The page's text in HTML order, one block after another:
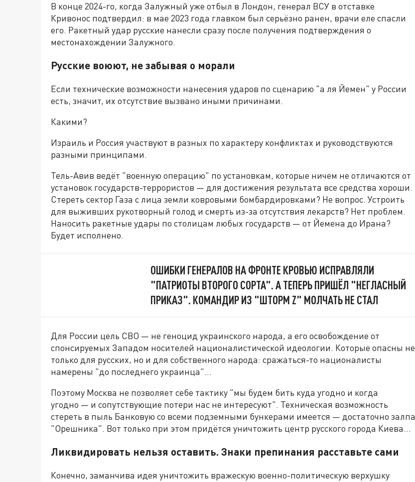
В конце 2024-го, когда Залужный уже отбыл в Лондон, генерал ВСУ в отставке
Кривонос подтвердил: в мае 2023 года главком был серьёзно ранен, врачи еле спасли
его. Ракетный удар русские нанесли сразу после получения подтверждения о
местонахождении Залужного.
Русские воюют, не забывая о морали
Если технические возможности нанесения ударов по сценарию "а ля Йемен" у России
есть, значит, их отсутствие вызвано иными причинами.
Какими?
Израиль и Россия участвуют в разных по характеру конфликтах и руководствуются
разными принципами.
Тель-Авив ведёт "военную операцию" по установкам, которые ничем не отличаются от
установок государств-террористов — для достижения результата все средства хороши.
Стереть сектор Газа с лица земли ковровыми бомбардировками? Не вопрос. Устроить
для выживших рукотворный голод и смерть из-за отсутствия лекарств? Нет проблем.
Наносить ракетные удары по столицам любых государств — от Йемена до Ирана?
Будет исполнено.
ОШИБКИ ГЕНЕРАЛОВ НА ФРОНТЕ КРОВЬЮ ИСПРАВЛЯЛИ
"ПАТРИОТЫ ВТОРОГО СОРТА". А ТЕПЕРЬ ПРИШЁЛ "НЕГЛАСНЫЙ
ПРИКАЗ". КОМАНДИР ИЗ "ШТОРМ Z" МОЛЧАТЬ НЕ СТАЛ
Для России цель СВО — не геноцид украинского народа, а его освобождение от
спонсируемых Западом носителей националистической идеологии. Которые опасны не
только для русских, но и для собственного народа: сражаться-то националисты
намерены "до последнего украинца"…
Поэтому Москва не позволяет себе тактику "мы будем бить куда угодно и когда
угодно — и сопутствующие потери нас не интересуют". Техническая возможность
стереть в пыль Банковую со всеми подземными бункерами имеется — достаточно залпа
"Орешника". Вот только при этом придётся уничтожить центр русского города Киева…
Ликвидировать нельзя оставить. Знаки препинания расставьте сами
Конечно, заманчива идея уничтожить вражескую военно-политическую верхушку